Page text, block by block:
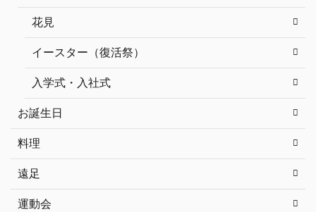
花見
イースター（復活祭）
入学式・入社式
お誕生日
料理
遠足
運動会